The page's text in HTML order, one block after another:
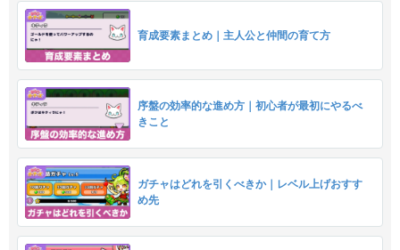
育成要素まとめ｜主人公と仲間の育て方
序盤の効率的な進め方｜初心者が最初にやるべ
きこと
ガチャはどれを引くべきか｜レベル上げおすす
め先